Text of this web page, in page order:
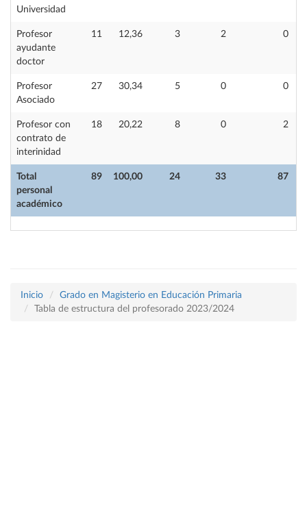
Total
personal
académico
89 100,00 24 33 87
Universidad
Profesor
ayudante
doctor
11 12,36 3 2 0
Profesor
Asociado
27 30,34 5 0 0
Profesor con
contrato de
interinidad
18 20,22 8 0 2
Inicio
Grado en Magisterio en Educación Primaria
Tabla de estructura del profesorado 2023/2024